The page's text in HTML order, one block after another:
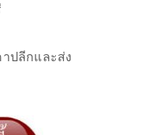
ปลีกและส่ง